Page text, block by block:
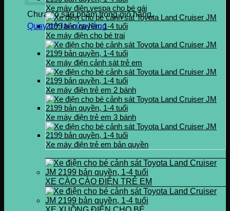
Chưa có sản phẩm trong giỏ hàng.
Quay trở lại cửa hàng
Xe máy điện vespa cho bé gái
Xe máy điện cho bé trai
Xe máy điện cảnh sát trẻ em
Xe máy điện trẻ em 2 bánh
Xe máy điện trẻ em 3 bánh
Xe máy điện trẻ em bản quyền
XE CÀO CÀO ĐIỆN TRẺ EM